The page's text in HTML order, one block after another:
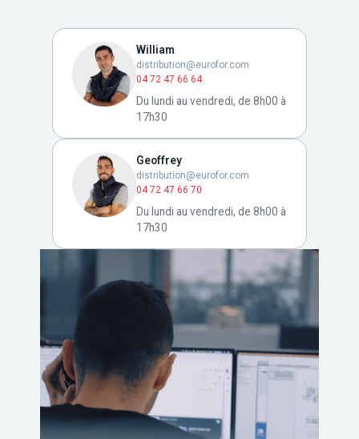
William
distribution@eurofor.com
04 72 47 66 64
Du lundi au vendredi, de 8h00 à
17h30
Geoffrey
distribution@eurofor.com
04 72 47 66 70
Du lundi au vendredi, de 8h00 à
17h30